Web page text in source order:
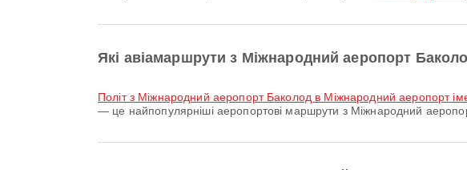
Які авіамаршрути з Міжнародний аеропорт
політ з Міжнародний аеропорт Баколод в Міжнародний аеропорт
— це найпопулярніші аеропортові маршрути з Міжнародний